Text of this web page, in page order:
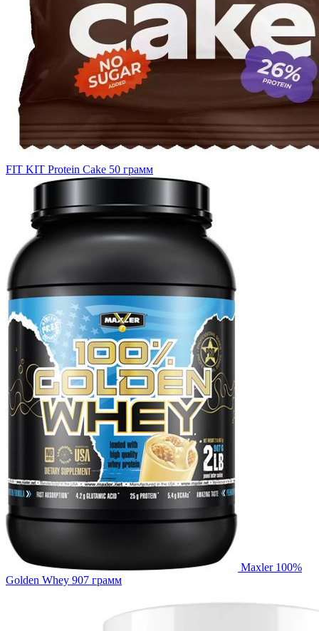
FIT KIT Protein Cake 50 грамм
Maxler 100%
Golden Whey 907 грамм